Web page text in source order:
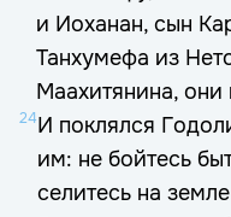
и Иоханан, сын
Танхумефа из
Маахитянина,
24И поклялся
им: не бойтесь
селитесь на